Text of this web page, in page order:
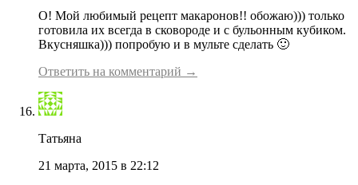
О! Мой любимый рецепт макаронов!! обожаю))) только
готовила их всегда в сковороде и с бульонным кубиком.
Вкусняшка))) попробую и в мульте сделать 🙂
Ответить на комментарий →
Татьяна
21 марта, 2015 в 22:12